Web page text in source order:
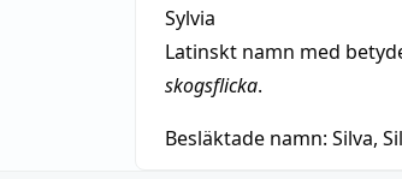
Sylvia
Latinskt namn med
skogsflicka.
Besläktade namn: Silva,